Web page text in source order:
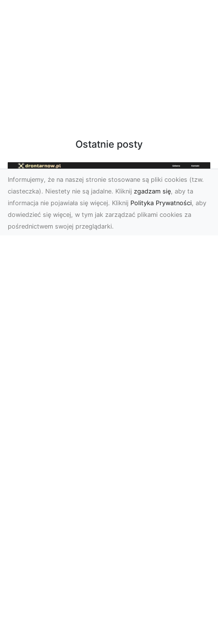
Ostatnie posty
Informujemy, że na naszej stronie stosowane są pliki cookies (tzw.
ciasteczka). Niestety nie są jadalne. Kliknij zgadzam się, aby ta
informacja nie pojawiała się więcej. Kliknij Polityka Prywatności, aby
dowiedzieć się więcej, w tym jak zarządzać plikami cookies za
pośrednictwem swojej przeglądarki.